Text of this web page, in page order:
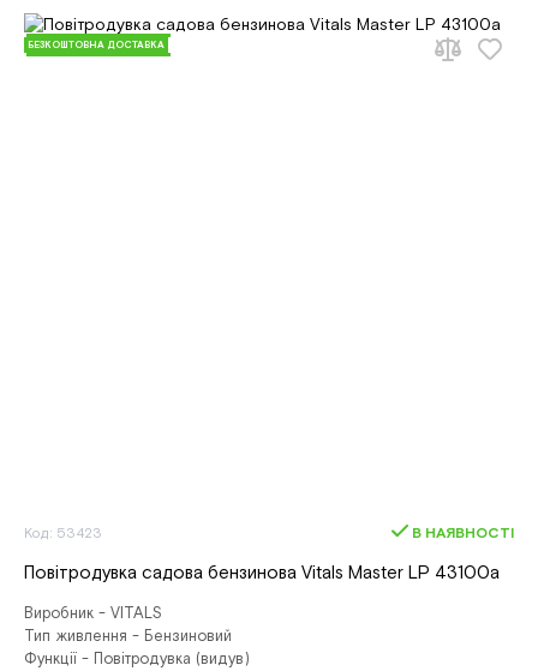
БЕЗКОШТОВНА ДОСТАВКА
Код: 53423 В НАЯВНОСТІ
Повітродувка садова бензинова Vitals Master LP 43100a
Виробник - VITALS
Тип живлення - Бензиновий
Функції - Повітродувка (видув)